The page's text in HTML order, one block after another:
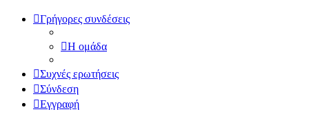
Γρήγορες συνδέσεις
Η ομάδα
Συχνές ερωτήσεις
Σύνδεση
Εγγραφή